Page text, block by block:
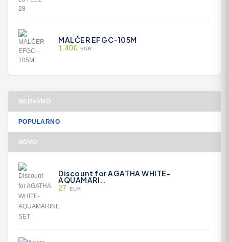
MALČER EFGC-105M
1.400 EUR
NEDAVNO
POPULARNO
NOVO
Discount for AGATHA WHITE-
AQUAMARI..
27 EUR